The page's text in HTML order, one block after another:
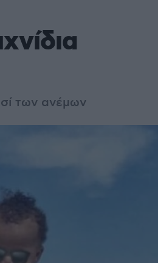
των ανέμων